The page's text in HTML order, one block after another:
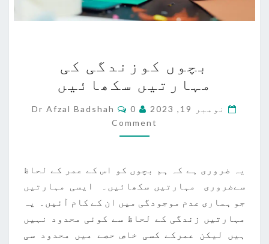
کوزندگی
کی
سکھائیں
بچوں کوزندگی کی
مہارتیں سکھائیں
نومبر 19, 2023 Dr Afzal Badshah
Comments 0
Comment
یہ ضروری ہے کہ ہم بچوں کو اس کے عمر کے لحاظ
سےضروری مہارتیں سکھائیں۔ ایسی مہارتیں
جو ہماری عدم موجودگی میں ان کے کام آئیں۔ یہ
مہارتیں زندگی کے لحاظ سے کوئی محدود نہیں
ہیں لیکن عمرکے کسی خاص حصے میں محدود سی